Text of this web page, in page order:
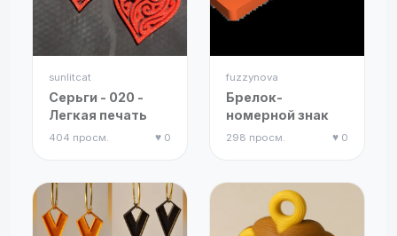
sunlitcat
Серьги - 020 -
Легкая печать
404 просм. ♥ 0
fuzzynova
Брелок-
номерной знак
298 просм. ♥ 0